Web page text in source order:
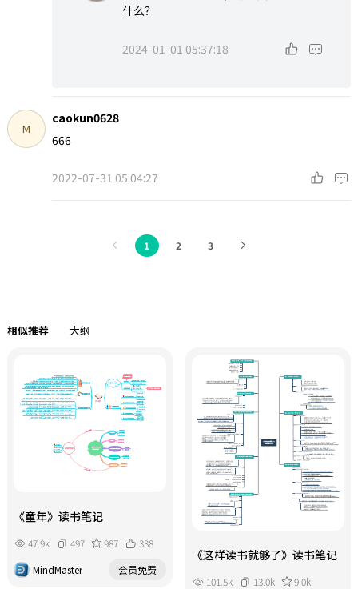
什么？
2024-01-01 05:37:18
M
caokun0628
666
2022-07-31 05:04:27
1 2 3
相似推荐 大纲
《童年》读书笔记
47.9k 497 987
338
MindMaster
会员免费
《这样读书就够了》读书笔记
101.5k 13.0k
9.0k